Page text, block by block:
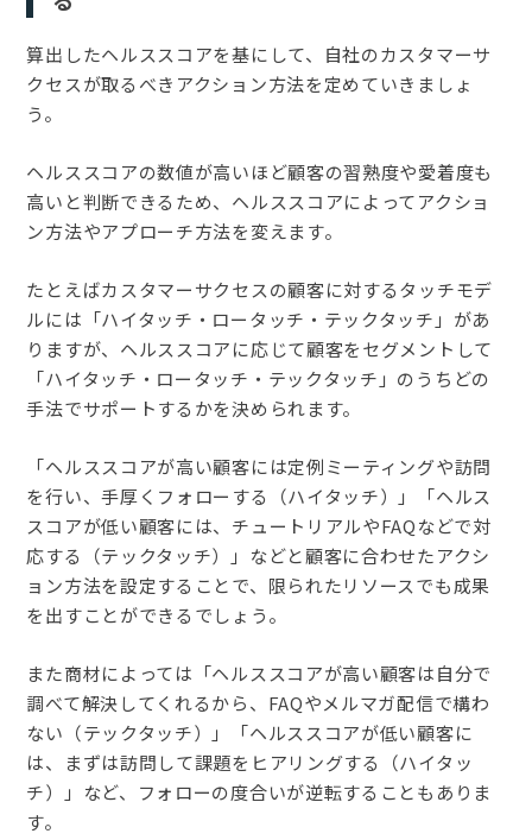
算出したヘルススコアを基にして、自社のカスタマーサ
クセスが取るべきアクション方法を定めていきましょ
う。
ヘルススコアの数値が高いほど顧客の習熟度や愛着度も
高いと判断できるため、ヘルススコアによってアクショ
ン方法やアプローチ方法を変えます。
たとえばカスタマーサクセスの顧客に対するタッチモデ
ルには「ハイタッチ・ロータッチ・テックタッチ」があ
りますが、ヘルススコアに応じて顧客をセグメントして
「ハイタッチ・ロータッチ・テックタッチ」のうちどの
手法でサポートするかを決められます。
「ヘルススコアが高い顧客には定例ミーティングや訪問
を行い、手厚くフォローする（ハイタッチ）」「ヘルス
スコアが低い顧客には、チュートリアルやFAQなどで対
応する（テックタッチ）」などと顧客に合わせたアクシ
ョン方法を設定することで、限られたリソースでも成果
を出すことができるでしょう。
また商材によっては「ヘルススコアが高い顧客は自分で
調べて解決してくれるから、FAQやメルマガ配信で構わ
ない（テックタッチ）」「ヘルススコアが低い顧客に
は、まずは訪問して課題をヒアリングする（ハイタッ
チ）」など、フォローの度合いが逆転することもありま
す。